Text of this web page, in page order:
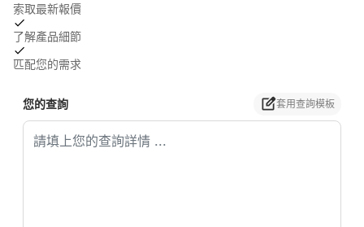
索取最新報價
了解產品細節
匹配您的需求
您的查詢 套用查詢模板